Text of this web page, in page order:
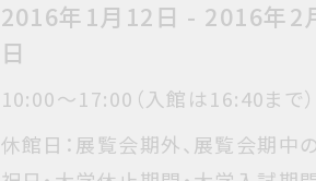
2016年1月12日 - 2016年2
日
10:00〜17:00（入館は16:40まで）
休館日：展覧会期外、展覧会期中